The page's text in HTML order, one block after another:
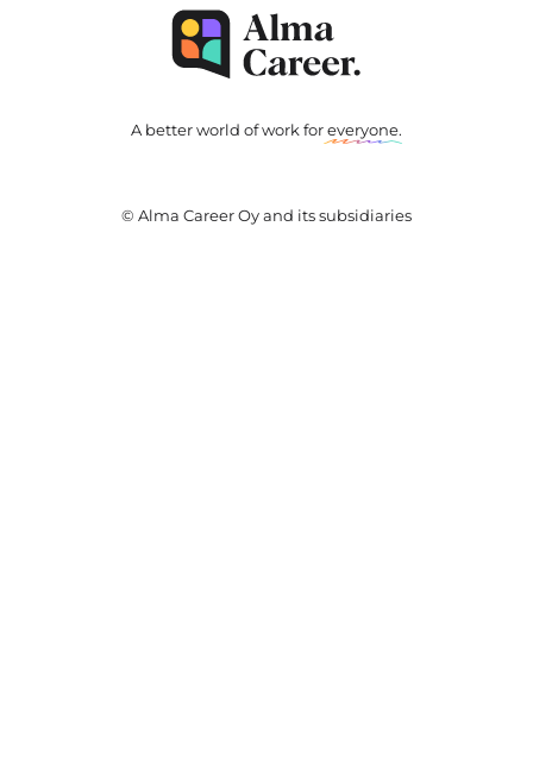
A better world of work foreveryone.
© Alma Career Oy and its subsidiaries